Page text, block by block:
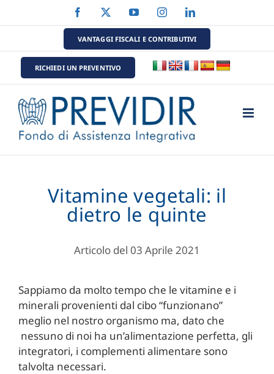
al
Facebook YouTubeInstagramLinkedIn
VANTAGGI FISCALI E CONTRIBUTIVI
RICHIEDI UN PREVENTIVO
Vitamine vegetali: il
dietro le quinte
Articolo del 03 Aprile 2021
Sappiamo da molto tempo che le vitamine e i
minerali provenienti dal cibo “funzionano”
meglio nel nostro organismo ma, dato che
nessuno di noi ha un’alimentazione perfetta, gli
integratori, i complementi alimentare sono
talvolta necessari.